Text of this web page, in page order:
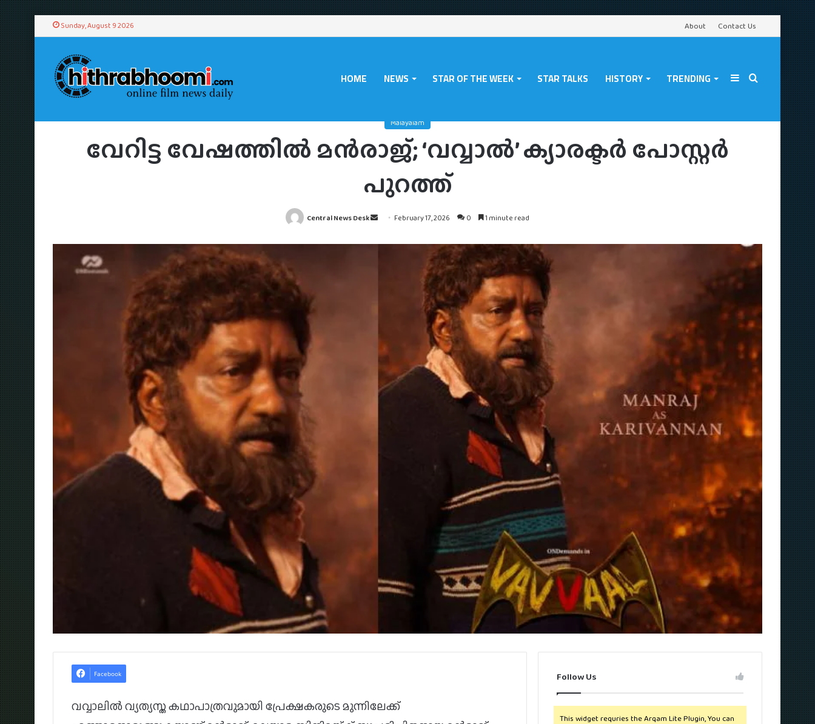
Sunday, August 9 2026 About Contact Us
HOME NEWS STAR OF THE WEEK STAR TALKS HISTORY TRENDING Search
Sidebar
Malayalam
വേറിട്ട വേഷത്തിൽ മൻരാജ്; ‘വവ്വാൽ’ ക്യാരക്ടർ പോസ്റ്റർ
പുറത്ത്
Central News Desk
Send
email
February 17, 2026 0 1 minute read
Facebook
വവ്വാലിൽ വ്യത്യസ്ത കഥാപാത്രവുമായി പ്രേക്ഷകരുടെ മുന്നിലേക്ക്
Follow Us
This widget requries the Arqam Lite Plugin, You can